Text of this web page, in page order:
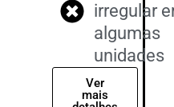
irregular
algumas
unidades
Ver
mais